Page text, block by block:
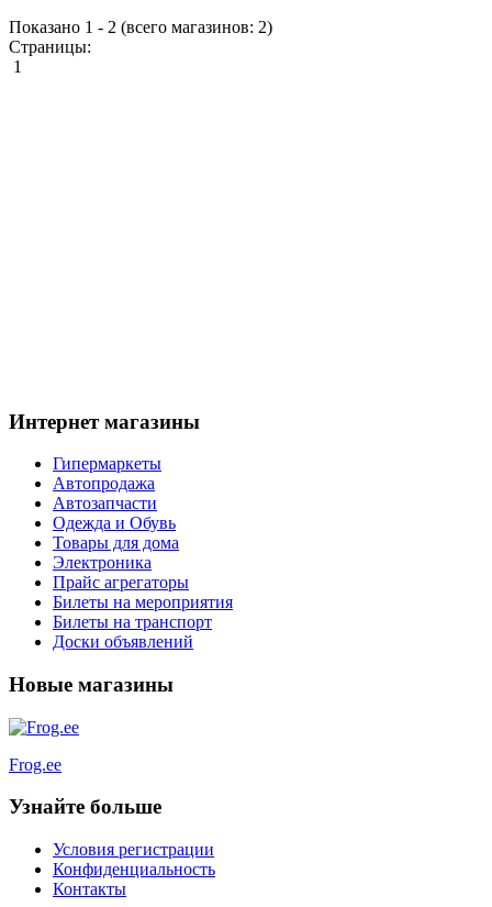
Показано 1 - 2 (всего магазинов: 2)
Страницы:
1
Интернет магазины
Гипермаркеты
Автопродажа
Автозапчасти
Одежда и Обувь
Товары для дома
Электроника
Прайс агрегаторы
Билеты на мероприятия
Билеты на транспорт
Доски объявлений
Новые магазины
Frog.ee
Узнайте больше
Условия регистрации
Конфиденциальность
Контакты